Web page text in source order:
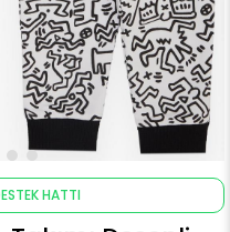
HATTI